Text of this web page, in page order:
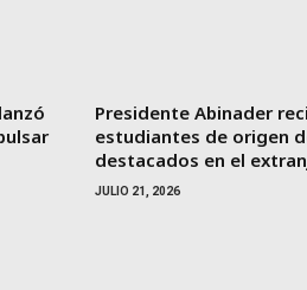
Presidente Abinader
estudiantes de origen
destacados en el
JULIO 21, 2026